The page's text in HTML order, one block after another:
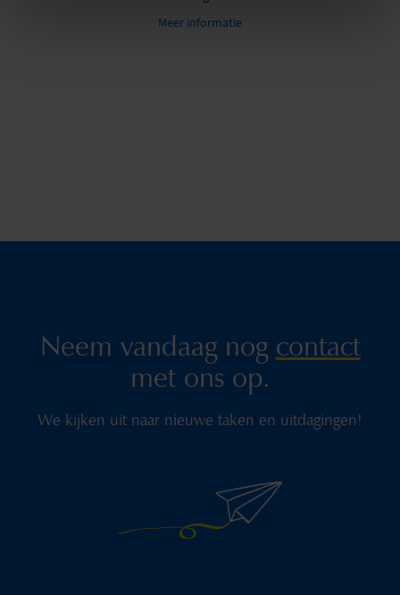
Meer informatie
Neem vandaag nog contact
met ons op.
We kijken uit naar nieuwe taken en uitdagingen!